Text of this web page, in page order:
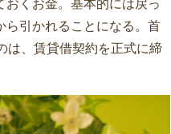
くお金。基本的には戻っ
ら引かれることになる。首
は、賃貸借契約を正式に締